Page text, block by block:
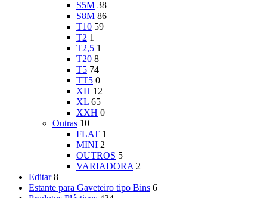
S5M 38
S8M 86
T10 59
T2 1
T2,5 1
T20 8
T5 74
TT5 0
XH 12
XL 65
XXH 0
Outras 10
FLAT 1
MINI 2
OUTROS 5
VARIADORA 2
Editar 8
Estante para Gaveteiro tipo Bins 6